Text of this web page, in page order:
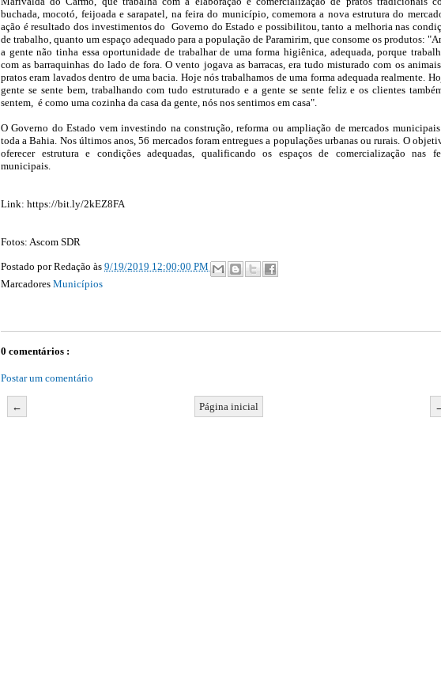
buchada, mocotó, feijoada e sarapatel, na feira do município, comemora a nova estrutura do
ação é resultado dos investimentos do Governo do Estado e possibilitou, tanto a melhoria nas
de trabalho, quanto um espaço adequado para a população de Paramirim, que consome os produtos:
a gente não tinha essa oportunidade de trabalhar de uma forma higiênica, adequada, porque
com as barraquinhas do lado de fora. O vento jogava as barracas, era tudo misturado com os
pratos eram lavados dentro de uma bacia. Hoje nós trabalhamos de uma forma adequada realmente.
gente se sente bem, trabalhando com tudo estruturado e a gente se sente feliz e os clientes
sentem, é como uma cozinha da casa da gente, nós nos sentimos em casa".
O Governo do Estado vem investindo na construção, reforma ou ampliação de mercados
toda a Bahia. Nos últimos anos, 56 mercados foram entregues a populações urbanas ou rurais. O
oferecer estrutura e condições adequadas, qualificando os espaços de comercialização nas
municipais.
Link: https://bit.ly/2kEZ8FA
Fotos: Ascom SDR
Postado porRedação às 9/19/2019 12:00:00 PM
Marcadores Municípios
0 comentários :
Postar um comentário
← Página inicial